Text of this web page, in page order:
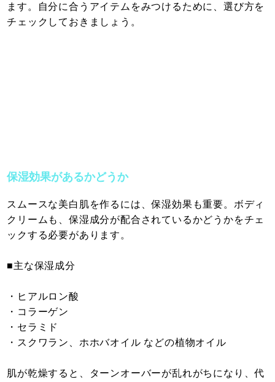
ます。自分に合うアイテムをみつけるために、選び方を
チェックしておきましょう。
保湿効果があるかどうか
スムースな美白肌を作るには、保湿効果も重要。ボディ
クリームも、保湿成分が配合されているかどうかをチェ
ックする必要があります。
■主な保湿成分
・ヒアルロン酸
・コラーゲン
・セラミド
・スクワラン、ホホバオイル などの植物オイル
肌が乾燥すると、ターンオーバーが乱れがちになり、代